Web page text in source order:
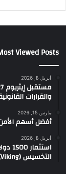
Viewed Posts
أبريل 8, 2026
والقرارات
مارس 15, 2026
أفضل أسهم الأمن السيبراني
أبريل 8, 2026
التخسيس (Viking)؟